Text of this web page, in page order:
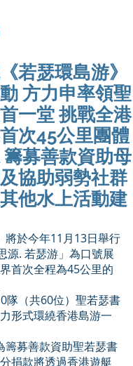
若瑟環島游》
方力申率領聖
一堂 挑戰全港
次45公里團體
募善款資助母
協助弱勢社群
他水上活動建
將於今年11月13日舉行
源. 若瑟游」為口號展
首次全程為45公里的
隊（共60位）聖若瑟書
形式環繞香港島游一
籌募善款資助聖若瑟書
捐款將透過香港遊艇